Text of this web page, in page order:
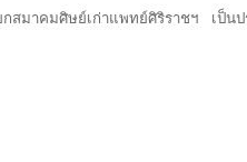
มาคมศิษย์เก่าแพทย์ศิริราชฯ เป็นป